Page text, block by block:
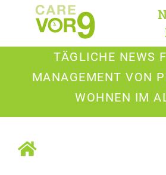
TÄGLICHE NEWS
MANAGEMENT VON
WOHNEN IM